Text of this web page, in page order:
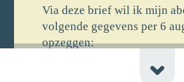
Via deze brief wil ik mijn
volgende gegevens per 6
opzeggen:
[voornaam] [achternaam]